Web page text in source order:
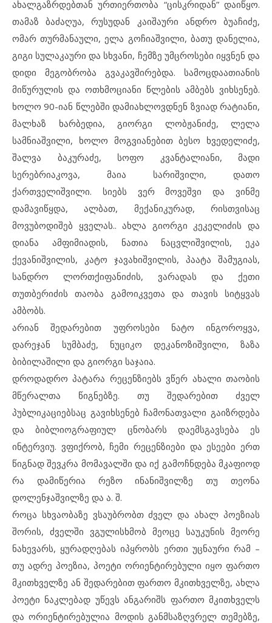
ახალგაზრდებთან ურთიერთობა “ცისკრიდან” დაიწყო.
თამაზ ბაძაღუა, რუსუდან კაიშაური ანდრო ბუაჩიძე,
ომარ თურმანაული, ელა გოჩიაშვილი, ბათუ დანელია,
გიგი სულაკაური და სხვანი, ჩემზე უმცროსები იყვნენ და
დიდი მეგობრობა გვაკავშირებდა. სამოცდაათიანის
მიწურულის და ოთხმოციანი წლების ამბებს ვიხსენებ.
ხოლო 90-იან წლებში დამიახლოვდნენ ზვიად რატიანი,
მალხაზ ხარბედია, გიორგი ლობჟანიძე, ლელა
სამნიაშვილი, ხოლო მოგვიანებით ბესო ხვედელიძე,
შალვა ბაკურაძე, სოფო კვანტალიანი, მადი
სერებრიაკოვა, მაია სარიშვილი, დათო
ქართველიშვილი. სიებს ვერ მოვეშვი და ვინმე
დამავიწყდა, ალბათ, მექანიკურად, რისთვისაც
მოვუბოდიშებ ყველას.. ახლა გიორგი კეკელიძის და
დიანა ამფიმიადის, ნათია ნაცვლიშვილის, ეკა
ქევანიშვილის, კატო ჯავახიშვილის, პაატა შამუგიას,
სანდრო ლორთქიფანიძის, ვარადას და ქეთი
თუთბერიძის თაობა გამოიკვეთა და თავის სიტყვას
ამბობს.
არიან შედარებით უფროსები ნატო ინგოროყვა,
დარეჯან სუმბაძე, ნუციკო დეკანოზიშვილი, ზაზა
ბიბილაშილი და გიორგი საჯაია.
დროდადრო პატარა რეცენზიებს ვწერ ახალი თაობის
მწერალთა წიგნებზე. თუ შედარებით ძველ
პუბლიკაციებსაც გავიხსენებ ჩამონათვალი გაიზრდება
და ბიბლიოგრაფიულ ცნობარს დაემსგავსება ეს
ინტერვიუ. ვფიქრობ, ჩემი რეცენზიები და ესეები ერთ
წიგნად შევკრა მომავალში და იქ გამოჩნდება მკაფიოდ
რა დამიწერია რეზო ინანიშვილზე თუ თეონა
დოლენჯაშვილზე და ა. შ.
როცა სხვაობაზე ვსაუბრობთ ძველ და ახალ პოეზიას
შორის, ძველში ვგულისხმობ მეოცე საუკუნის მეორე
ნახევარს, ყურადღებას იპყრობს ერთი უცნაური რამ –
თუ ადრე პოეზია, პოეტი ორიენტირებული იყო ფართო
მკითხველზე ან შედარებით ფართო მკითხველზე, ახლა
პოეტი ნაკლებად უწევს ანგარიშს ფართო მკითხველს
და ორიენტირებულია მოდის განმსაზღვრელ თემებზე,